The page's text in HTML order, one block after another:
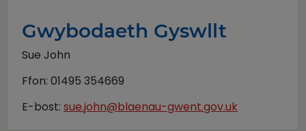
Gwybodaeth Gyswllt
Sue John
Ffon: 01495 354669
E-bost: sue.john@blaenau-gwent.gov.uk